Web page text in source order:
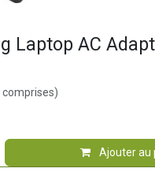
Laptop AC
Ajouter au